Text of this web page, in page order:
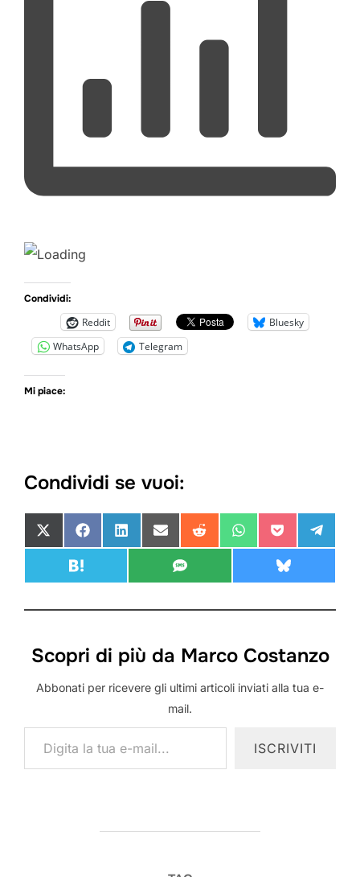
Condividi:
Reddit
Bluesky
WhatsApp
Telegram
Mi piace:
Condividi se vuoi:
SHARE ON
X (TWITTER)
SHARE ON
FACEBOOKSHARE ON
LINKEDINSHARE ON
EMAIL SHARE ON
REDDITSHARE ON
WHATSAPPSHARE ON
POCKET
SHARE ON
HATENA SHARE ON
SMS SHARE ON
BLUESKY
Scopri di più da Marco Costanzo
Abbonati per ricevere gli ultimi articoli inviati alla tua e-
mail.
Digita la tua e-mail...
ISCRIVITI